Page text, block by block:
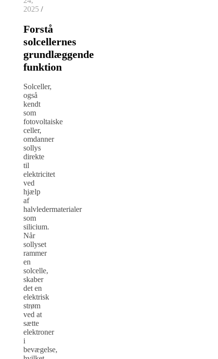
2025 /
Forstå
solcellernes
grundlæggende
funktion
Solceller,
også
kendt
som
fotovoltaiske
celler,
omdanner
sollys
direkte
til
elektricitet
ved
hjælp
af
halvledermaterialer
som
silicium.
Når
sollyset
rammer
en
solcelle,
skaber
det en
elektrisk
strøm
ved at
sætte
elektroner
i
bevægelse,